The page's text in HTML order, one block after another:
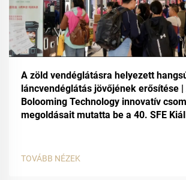
A zöld vendéglátásra helyezett
láncvendéglátás jövőjének erősítése
Bolooming Technology innovatív
megoldásait mutatta be a 40. SFE
TOVÁBB NÉZEK